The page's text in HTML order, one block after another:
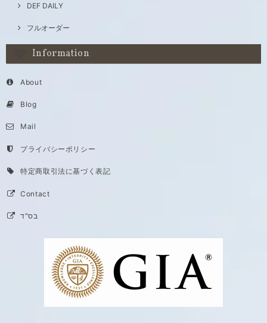
DEF DAILY
フルオーダー
Information
About
Blog
Mail
プライバシーポリシー
特定商取引法に基づく表記
Contact
בס"ד